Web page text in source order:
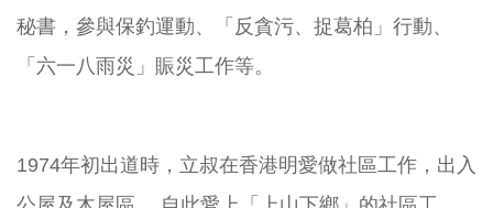
秘書，參與保釣運動、「反貪污、捉葛柏」行動、
「六一八雨災」賑災工作等。
1974年初出道時，立叔在香港明愛做社區工作，出入